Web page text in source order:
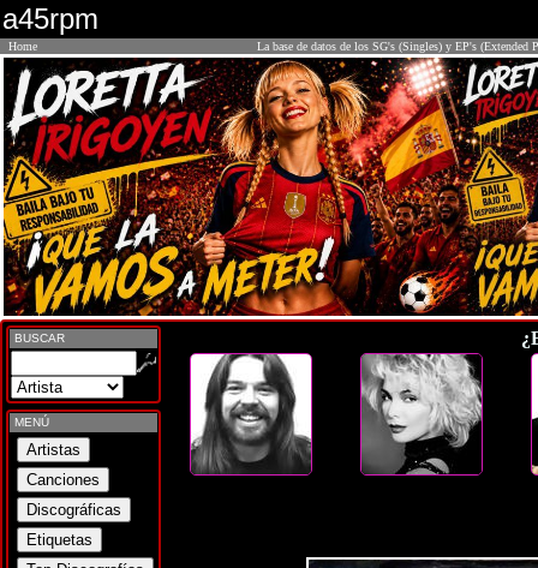
a45rpm
Home La base de datos de los SG's (Singles) y EP's (Extended
BUSCAR
MENÚ